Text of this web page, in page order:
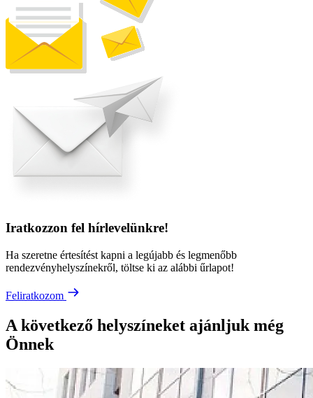
Iratkozzon fel hírlevelünkre!
Ha szeretne értesítést kapni a legújabb és legmenőbb
rendezvényhelyszínekről, töltse ki az alábbi űrlapot!
Feliratkozom
A következő helyszíneket ajánljuk még
Önnek